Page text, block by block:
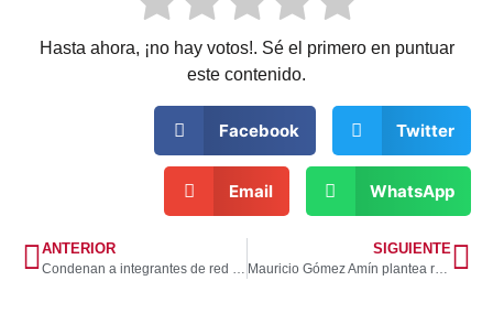
Hasta ahora, ¡no hay votos!. Sé el primero en puntuar
este contenido.
Facebook Twitter
Email WhatsApp
ANTERIOR
Condenan a integrantes de red que realizaba cirugías estéticas ilegales en Medellín
SIGUIENTE
Mauricio Gómez Amín plantea recuperar la confianza para impulsar la inversión y el empleo